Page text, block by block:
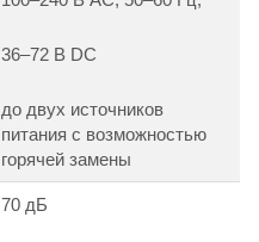
36–72 В DC
до двух источников
питания с возможностью
горячей замены
70 дБ